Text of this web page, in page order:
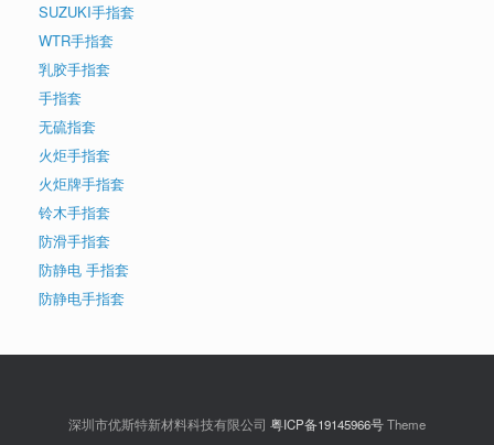
SUZUKI手指套
WTR手指套
乳胶手指套
手指套
无硫指套
火炬手指套
火炬牌手指套
铃木手指套
防滑手指套
防静电 手指套
防静电手指套
深圳市优斯特新材料科技有限公司 粤ICP备19145966号Theme